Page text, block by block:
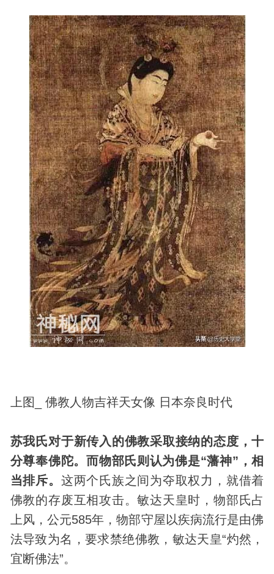
上图_ 佛教人物吉祥天女像 日本奈良时代
苏我氏对于新传入的佛教采取接纳的态度，十
分尊奉佛陀。而物部氏则认为佛是“藩神”，相
当排斥。 这两个氏族之间为夺取权力，就借着
佛教的存废互相攻击。敏达天皇时，物部氏占
上风，公元585年，物部守屋以疾病流行是由佛
法导致为名，要求禁绝佛教，敏达天皇“灼然，
宜断佛法”。